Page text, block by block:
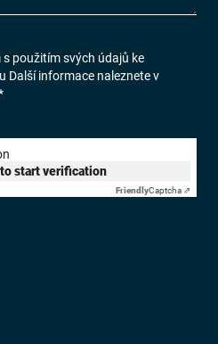
použitím svých údajů ke
informace naleznete v
start verification
FriendlyCaptcha ⇗